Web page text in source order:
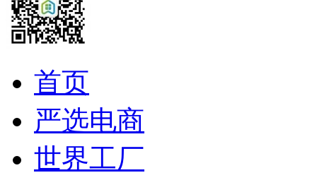
首页
严选电商
世界工厂